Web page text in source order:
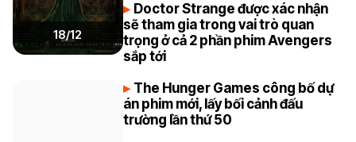
18/12
Doctor Strange được xác nhận
sẽ tham gia trong vai trò quan
trọng ở cả 2 phần phim Avengers
sắp tới
The Hunger Games công bố dự
án phim mới, lấy bối cảnh đấu
trường lần thứ 50